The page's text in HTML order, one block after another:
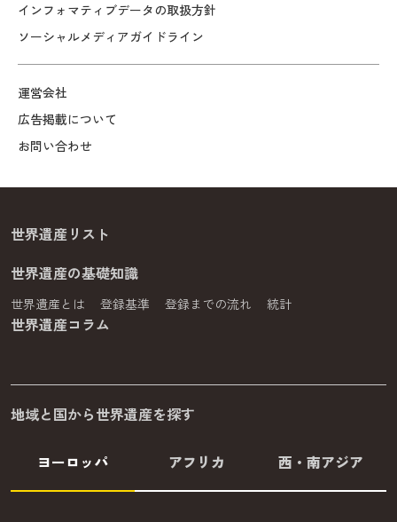
インフォマティブデータの取扱方針
ソーシャルメディアガイドライン
運営会社
広告掲載について
お問い合わせ
世界遺産リスト
世界遺産の基礎知識
世界遺産とは 登録基準 登録までの流れ 統計
世界遺産コラム
地域と国から世界遺産を探す
ヨーロッパ アフリカ 西・南アジア